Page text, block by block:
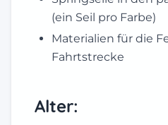
(ein Seil pro Farbe)
Materialien für die
Fahrtstrecke
Alter: